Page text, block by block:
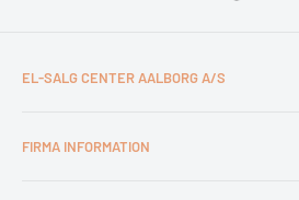
EL-SALG CENTER AALBORG A/S
Otto Mønsteds Vej 6
FIRMA INFORMATION